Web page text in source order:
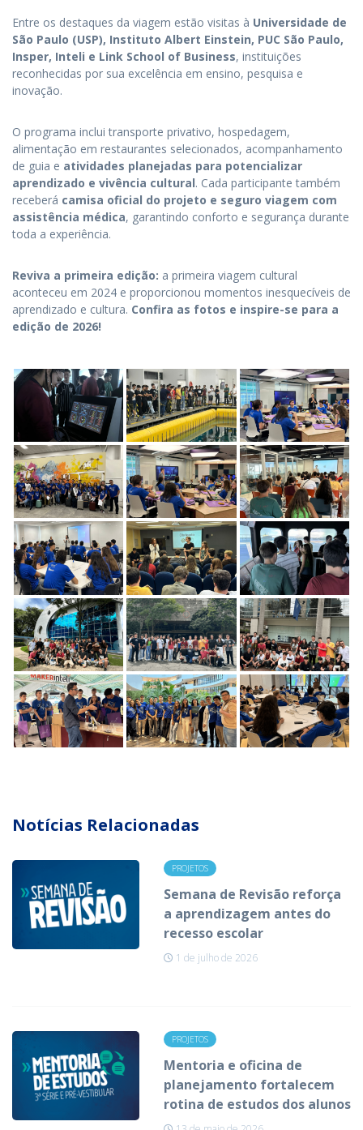
Entre os destaques da viagem estão visitas à Universidade de
São Paulo (USP), Instituto Albert Einstein, PUC São Paulo,
Insper, Inteli e Link School of Business, instituições
reconhecidas por sua excelência em ensino, pesquisa e
inovação.
O programa inclui transporte privativo, hospedagem,
alimentação em restaurantes selecionados, acompanhamento
de guia e atividades planejadas para potencializar
aprendizado e vivência cultural. Cada participante também
receberá camisa oficial do projeto e seguro viagem com
assistência médica, garantindo conforto e segurança durante
toda a experiência.
Reviva a primeira edição: a primeira viagem cultural
aconteceu em 2024 e proporcionou momentos inesquecíveis de
aprendizado e cultura. Confira as fotos e inspire-se para a
edição de 2026!
Notícias Relacionadas
PROJETOS
Semana de Revisão reforça
a aprendizagem antes do
recesso escolar
1 de julho de 2026
PROJETOS
Mentoria e oficina de
planejamento fortalecem
rotina de estudos dos alunos